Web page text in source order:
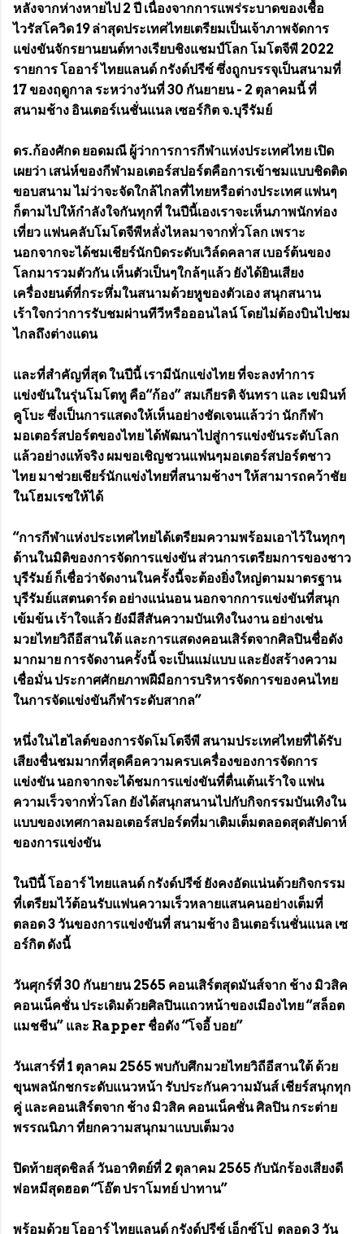
หลังจากห่างหายไป 2 ปี เนื่องจากการแพร่ระบาดของเชื้อ
ไวรัสโควิด 19 ล่าสุดประเทศไทยเตรียมเป็นเจ้าภาพจัดการ
แข่งขันจักรยานยนต์ทางเรียบชิงแชมป์โลก โมโตจีพี 2022
รายการ โออาร์ ไทยแลนด์ กรังด์ปรีซ์ ซึ่งถูกบรรจุเป็นสนามที่
17 ของฤดูกาล ระหว่างวันที่ 30 กันยายน - 2 ตุลาคมนี้ ที่
สนามช้าง อินเตอร์เนชั่นแนล เซอร์กิต จ.บุรีรัมย์
ดร.ก้องศักด ยอดมณี ผู้ว่าการการกีฬาแห่งประเทศไทย เปิด
เผยว่า เสน่ห์ของกีฬามอเตอร์สปอร์ตคือการเข้าชมแบบชิดติด
ขอบสนาม ไม่ว่าจะจัดใกล้ไกลที่ไทยหรือต่างประเทศ แฟนๆ
ก็ตามไปให้กำลังใจกันทุกที่ ในปีนี้เองเราจะเห็นภาพนักท่อง
เที่ยว แฟนคลับโมโตจีพีหลั่งไหลมาจากทั่วโลก เพราะ
นอกจากจะได้ชมเชียร์นักบิดระดับเวิล์ดคลาส เบอร์ต้นของ
โลกมารวมตัวกัน เห็นตัวเป็นๆใกล้ๆแล้ว ยังได้ยินเสียง
เครื่องยนต์ที่กระหึ่มในสนามด้วยหูของตัวเอง สนุกสนาน
เร้าใจกว่าการรับชมผ่านทีวีหรือออนไลน์ โดยไม่ต้องบินไปชม
ไกลถึงต่างแดน
และที่สำคัญที่สุด ในปีนี้ เรามีนักแข่งไทย ที่จะลงทำการ
แข่งขันในรุ่นโมโตทู คือ“ก้อง” สมเกียรติ จันทรา และ เขมินท์
คูโบะ ซึ่งเป็นการแสดงให้เห็นอย่างชัดเจนแล้วว่า นักกีฬา
มอเตอร์สปอร์ตของไทย ได้พัฒนาไปสู่การแข่งขันระดับโลก
แล้วอย่างแท้จริง ผมขอเชิญชวนแฟนๆมอเตอร์สปอร์ตชาว
ไทย มาช่วยเชียร์นักแข่งไทยที่สนามช้างฯ ให้สามารถคว้าชัย
ในโฮมเรซให้ได้
“การกีฬาแห่งประเทศไทยได้เตรียมความพร้อมเอาไว้ในทุกๆ
ด้านในมิติของการจัดการแข่งขัน ส่วนการเตรียมการของชาว
บุรีรัมย์ ก็เชื่อว่าจัดงานในครั้งนี้จะต้องยิ่งใหญ่ตามมาตรฐาน
บุรีรัมย์แสตนดาร์ด อย่างแน่นอน นอกจากการแข่งขันที่สนุก
เข้มข้น เร้าใจแล้ว ยังมีสีสันความบันเทิงในงาน อย่างเช่น
มวยไทยวิถีอีสานใต้ และการแสดงคอนเสิร์ตจากศิลปินชื่อดัง
มากมาย การจัดงานครั้งนี้ จะเป็นแม่แบบ และยังสร้างความ
เชื่อมั่น ประกาศศักยภาพฝีมือการบริหารจัดการของคนไทย
ในการจัดแข่งขันกีฬาระดับสากล”
หนึ่งในไฮไลต์ของการจัดโมโตจีพี สนามประเทศไทยที่ได้รับ
เสียงชื่นชมมากที่สุดคือความครบเครื่องของการจัดการ
แข่งขัน นอกจากจะได้ชมการแข่งขันที่ตื่นเต้นเร้าใจ แฟน
ความเร็วจากทั่วโลก ยังได้สนุกสนานไปกับกิจกรรมบันเทิงใน
แบบของเทศกาลมอเตอร์สปอร์ตที่มาเติมเต็มตลอดสุดสัปดาห์
ของการแข่งขัน
ในปีนี้ โออาร์ ไทยแลนด์ กรังด์ปรีซ์ ยังคงอัดแน่นด้วยกิจกรรม
ที่เตรียมไว้ต้อนรับแฟนความเร็วหลายแสนคนอย่างเต็มที่
ตลอด 3 วันของการแข่งขันที่ สนามช้าง อินเตอร์เนชั่นแนล เซ
อร์กิต ดังนี้
วันศุกร์ที่ 30 กันยายน 2565 คอนเสิร์ตสุดมันส์จาก ช้าง มิวสิค
คอนเน็คชั่น ประเดิมด้วยศิลปินแถวหน้าของเมืองไทย “สล็อต
แมชชีน” และ Rapper ชื่อดัง “โจอี้ บอย”
วันเสาร์ที่ 1 ตุลาคม 2565 พบกับศึกมวยไทยวิถีอีสานใต้ ด้วย
ขุนพลนักชกระดับแนวหน้า รับประกันความมันส์ เชียร์สนุกทุก
คู่ และคอนเสิร์ตจาก ช้าง มิวสิค คอนเน็คชั่น ศิลปิน กระต่าย
พรรณนิภา ที่ยกความสนุกมาแบบเต็มวง
ปิดท้ายสุดชิลล์ วันอาทิตย์ที่ 2 ตุลาคม 2565 กับนักร้องเสียงดี
พ่อหมีสุดฮอต “โอ๊ต ปราโมทย์ ปาทาน”
พร้อมด้วย โออาร์ ไทยแลนด์ กรังด์ปรีซ์ เอ็กซ์โป ตลอด 3 วัน